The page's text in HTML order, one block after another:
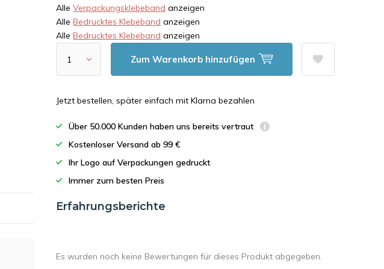
AlleVerpackungsklebeband anzeigen
AlleBedrucktes Klebeband anzeigen
AlleBedrucktes Klebeband anzeigen
Zum Warenkorb hinzufügen
Jetzt bestellen, später einfach mit Klarna bezahlen
Über 50.000 Kunden haben uns bereits vertraut
Kostenloser Versand ab 99 €
Ihr Logo auf Verpackungen gedruckt
Immer zum besten Preis
Erfahrungsberichte
Es wurden noch keine Bewertungen für dieses Produkt abgegeben.